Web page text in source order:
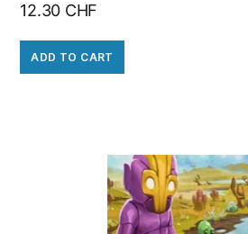
12.30 CHF
ADD TO CART